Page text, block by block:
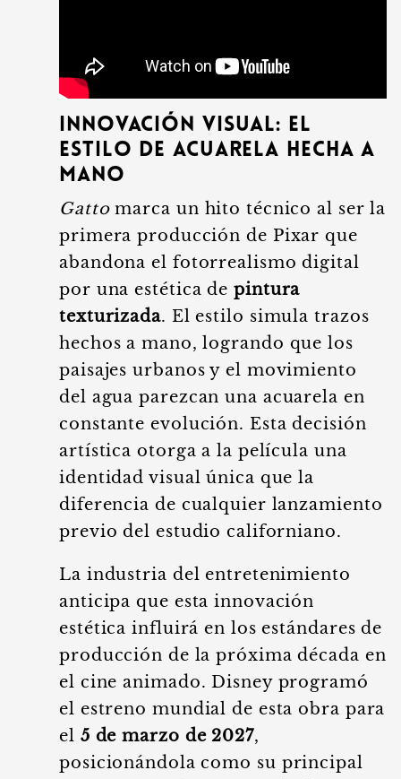
Innovación visual: El
estilo de acuarela hecha a
mano
Gattomarca un hito técnico al ser la
primera producción de Pixar que
abandona el fotorrealismo digital
por una estética de pintura
texturizada. El estilo simula trazos
hechos a mano, logrando que los
paisajes urbanos y el movimiento
del agua parezcan una acuarela en
constante evolución. Esta decisión
artística otorga a la película una
identidad visual única que la
diferencia de cualquier lanzamiento
previo del estudio californiano.
La industria del entretenimiento
anticipa que esta innovación
estética influirá en los estándares de
producción de la próxima década en
el cine animado. Disney programó
el estreno mundial de esta obra para
el 5 de marzo de 2027,
posicionándola como su principal